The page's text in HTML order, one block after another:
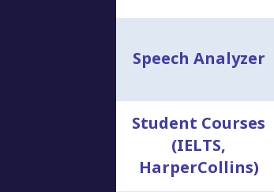
Speech Analyzer
Student Courses
(IELTS,
HarperCollins)